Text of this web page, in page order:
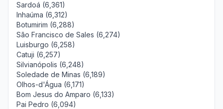
Sardoá (6,361)
Inhaúma (6,312)
Botumirim (6,288)
São Francisco de Sales (6,274)
Luisburgo (6,258)
Catuji (6,257)
Silvianópolis (6,248)
Soledade de Minas (6,189)
Olhos-d'Água (6,171)
Bom Jesus do Amparo (6,133)
Pai Pedro (6,094)